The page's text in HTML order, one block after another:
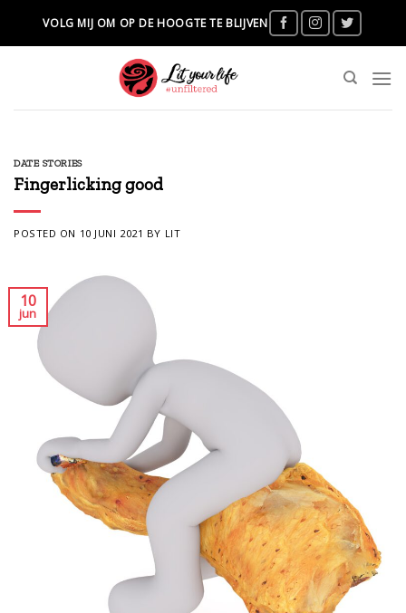
VOLG MIJ OM OP DE HOOGTE TE BLIJVEN
DATE STORIES
Fingerlicking good
POSTED ON 10 JUNI 2021 BY LIT
10
jun